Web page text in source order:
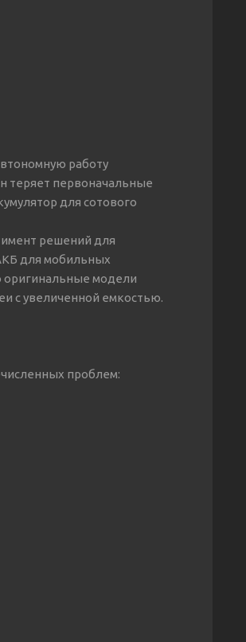
работу
теряет первоначальные
для сотового
решений для
для мобильных
оригинальные модели
с увеличенной емкостью.
проблем: